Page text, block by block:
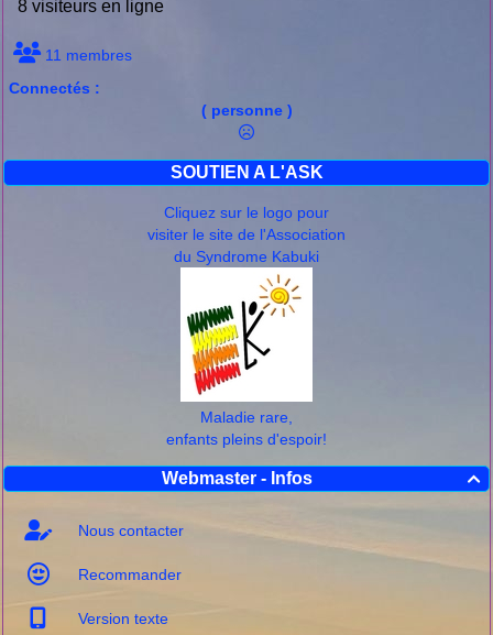
8 visiteurs en ligne
11 membres
Connectés :
( personne )
SOUTIEN A L'ASK
Cliquez sur le logo pour
visiter le site de l'Association
du Syndrome Kabuki
Maladie rare,
enfants pleins d'espoir!

Webmaster - Infos
Nous contacter
Recommander
Version texte